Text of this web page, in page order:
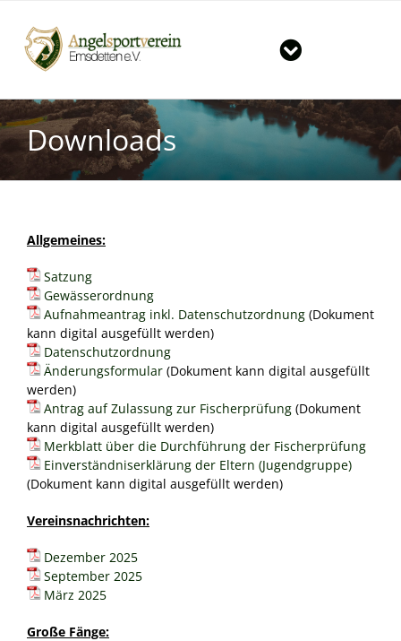
Inhalt
springen
Toggle
Navigation
Start
Große Angelshow in Emsdetten
Der Verein
Tageskarten für unsere Vereinsgewässer
Große Fänge
Vorbereitungskurs auf die Fischereiprüfung
Vereinsheim / Öffnungszeiten / Preisliste
Geschichte ASV Emsdetten e. V.
Besatzgemeinschaft Ems
Gruppen im ASV
Jugendgruppe
Hegegruppe
Seniorengruppe
Makrelenfahrt
Downloads
Kontakt
Vorstand
Downloads
Allgemeines:
Satzung
Gewässerordnung
Aufnahmeantrag inkl. Datenschutzordnung (Dokument
kann digital ausgefüllt werden)
Datenschutzordnung
Änderungsformular (Dokument kann digital ausgefüllt
werden)
Antrag auf Zulassung zur Fischerprüfung (Dokument
kann digital ausgefüllt werden)
Merkblatt über die Durchführung der Fischerprüfung
Einverständniserklärung der Eltern (Jugendgruppe)
(Dokument kann digital ausgefüllt werden)
Vereinsnachrichten:
Dezember 2025
September 2025
März 2025
Große Fänge: